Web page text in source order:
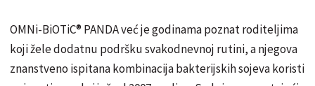
OMNi-BiOTiC® PANDA već je godinama poznat roditeljima
koji žele dodatnu podršku svakodnevnoj rutini, a njegova
znanstveno ispitana kombinacija bakterijskih sojeva koristi